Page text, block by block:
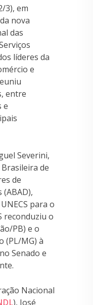
3), em
nova
das
líderes da
e
entre
e
Severini,
de
de
para o
reconduziu o
PB) e o
(PL/MG) à
Senado e
Nacional
), José